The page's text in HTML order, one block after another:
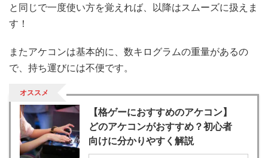
と同じで一度使い方を覚えれば、以降はスムーズに扱えま
す！
またアケコンは基本的に、数キログラムの重量があるの
で、持ち運びには不便です。
オススメ
【格ゲーにおすすめのアケコン】
どのアケコンがおすすめ？初心者
向けに分かりやすく解説